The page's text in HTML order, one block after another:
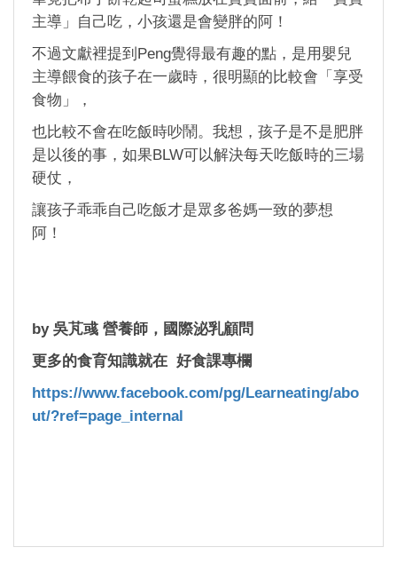
主導」自己吃，小孩還是會變胖的阿！
不過文獻裡提到Peng覺得最有趣的點，是用嬰兒
主導餵食的孩子在一歲時，很明顯的比較會「享受
食物」，
也比較不會在吃飯時吵鬧。我想，孩子是不是肥胖
是以後的事，如果BLW可以解決每天吃飯時的三場
硬仗，
讓孩子乖乖自己吃飯才是眾多爸媽一致的夢想
阿！
by 吳芃彧 營養師，國際泌乳顧問
更多的食育知識就在 好食課專欄
https://www.facebook.com/pg/Learneating/abo
ut/?ref=page_internal